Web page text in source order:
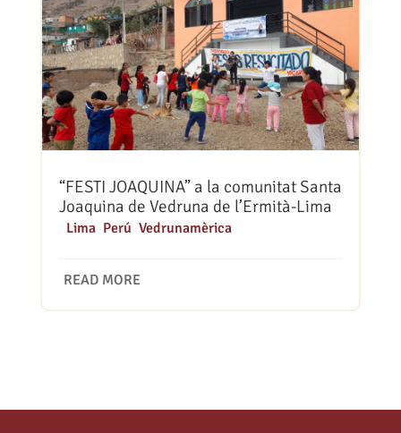
“FESTI JOAQUINA” a la comunitat Santa
Joaquina de Vedruna de l’Ermità-Lima
Lima, Perú Vedrunamèrica
READ MORE